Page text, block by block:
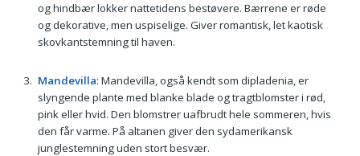
og hindbær lokker nattetidens bestøvere. Bærrene er røde
og dekorative, men uspiselige. Giver romantisk, let kaotisk
skovkantstemning til haven.
Mandevilla: Mandevilla, også kendt som dipladenia, er
slyngende plante med blanke blade og tragtblomster i rød,
pink eller hvid. Den blomstrer uafbrudt hele sommeren, hvis
den får varme. På altanen giver den sydamerikansk
junglestemning uden stort besvær.